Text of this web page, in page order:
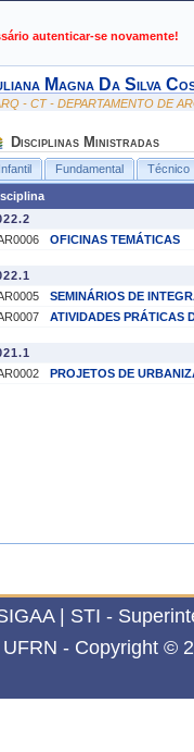
autenticar-se novamente!
Magna Da Silva
- CT - DEPARTAMENTO DE
Disciplinas Ministradas
Infantil Fundamental Técnico
OFICINAS TEMÁTICAS
SEMINÁRIOS DE
ATIVIDADES PRÁTICAS
PROJETOS DE
| STI -
UFRN - Copyright ©